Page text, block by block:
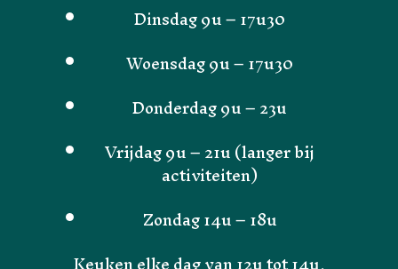
Dinsdag 9u – 17u30
Woensdag 9u – 17u30
Donderdag 9u – 23u
Vrijdag 9u – 21u (langer bij
activiteiten)
Zondag 14u – 18u